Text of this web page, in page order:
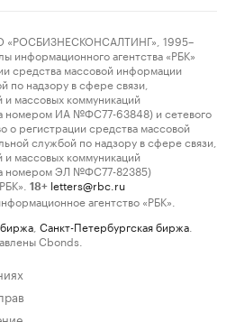
1995–
информационного агентства «РБК»
средства массовой информации
по надзору в сфере связи,
массовых коммуникаций
номером ИА №ФС77-63848) и сетевого
о регистрации средства массовой
службой по надзору в сфере связи,
массовых коммуникаций
номером ЭЛ №ФС77-82385)
18+ letters@rbc.ru
агентство «РБК».
Санкт-Петербургская биржа
Cbonds.